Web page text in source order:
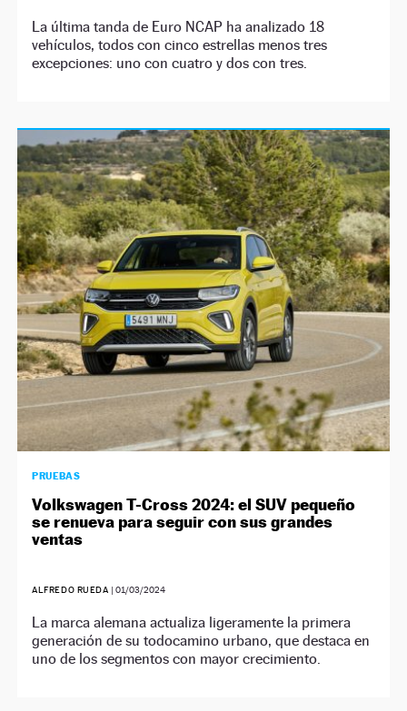
La última tanda de Euro NCAP ha analizado 18
vehículos, todos con cinco estrellas menos tres
excepciones: uno con cuatro y dos con tres.
PRUEBAS
Volkswagen T-Cross 2024: el SUV pequeño
se renueva para seguir con sus grandes
ventas
ALFREDO RUEDA | 01/03/2024
La marca alemana actualiza ligeramente la primera
generación de su todocamino urbano, que destaca en
uno de los segmentos con mayor crecimiento.